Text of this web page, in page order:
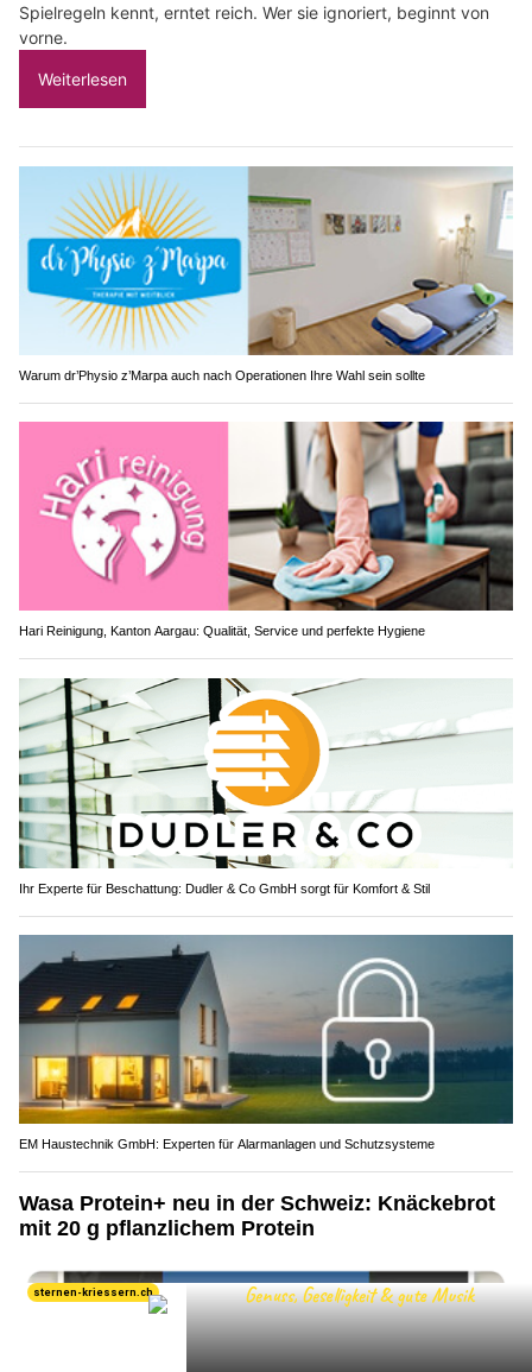
Spielregeln kennt, erntet reich. Wer sie ignoriert, beginnt von
vorne.
Weiterlesen
Warum dr’Physio z’Marpa auch nach Operationen Ihre Wahl sein sollte
Hari Reinigung, Kanton Aargau: Qualität, Service und perfekte Hygiene
Ihr Experte für Beschattung: Dudler & Co GmbH sorgt für Komfort & Stil
EM Haustechnik GmbH: Experten für Alarmanlagen und Schutzsysteme
Wasa Protein+ neu in der Schweiz: Knäckebrot
mit 20 g pflanzlichem Protein